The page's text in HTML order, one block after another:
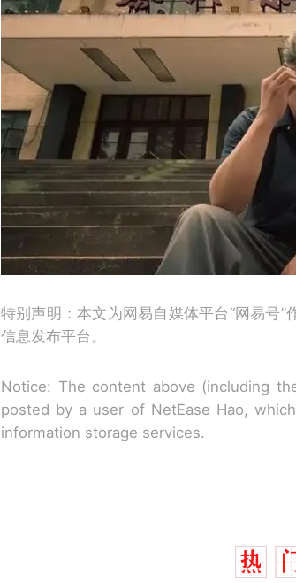
特别声明：本文为网易自媒体平台“网易号
信息发布平台。
Notice: The content above (including
posted by a user of NetEase Hao,
information storage services.